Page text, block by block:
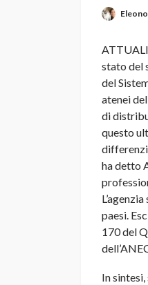
stato del
del
atenei
di
questo
ha detto
paesi.
170 del
In